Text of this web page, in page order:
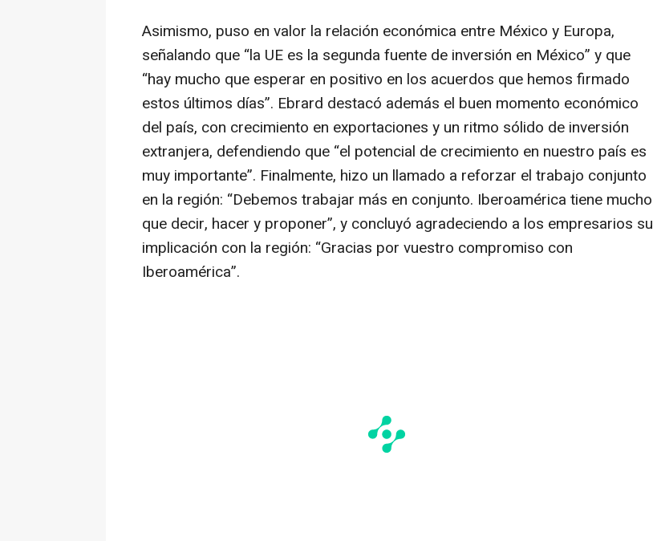
Asimismo, puso en valor la relación económica entre México y Europa,
señalando que “la UE es la segunda fuente de inversión en México” y que
“hay mucho que esperar en positivo en los acuerdos que hemos firmado
estos últimos días”. Ebrard destacó además el buen momento económico
del país, con crecimiento en exportaciones y un ritmo sólido de inversión
extranjera, defendiendo que “el potencial de crecimiento en nuestro país es
muy importante”. Finalmente, hizo un llamado a reforzar el trabajo conjunto
en la región: “Debemos trabajar más en conjunto. Iberoamérica tiene mucho
que decir, hacer y proponer”, y concluyó agradeciendo a los empresarios su
implicación con la región: “Gracias por vuestro compromiso con
Iberoamérica”.